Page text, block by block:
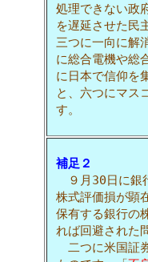
処理できない政
を遅延させた民
三つに一向に解
に総合電機や総
に日本で信仰を
と、六つにマス
す。
補足２
９月30日に銀
株式評価損が顕
保有する銀行の
れば回避された
二つに米国証